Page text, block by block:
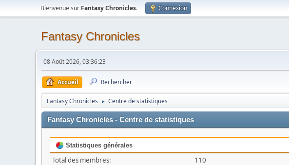
Bienvenue sur Fantasy Chronicles. Connexion
Fantasy Chronicles
08 Août 2026, 03:36:23
Accueil Rechercher
Fantasy Chronicles ► Centre de statistiques
Fantasy Chronicles - Centre de statistiques
Statistiques générales
Total des membres:
110